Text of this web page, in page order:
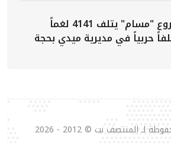
مشروع "مسام" يتلف 4141 لغماً
حربياً في مديرية ميدي بحجة
لـ المنتصف نت © 2012 - 2026